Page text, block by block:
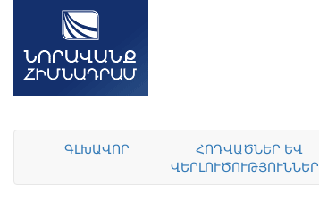
ԳԼԽԱՎՈՐ
ՀՈԴՎԱԾՆԵՐ ԵՎ
ՎԵՐԼՈՒԾՈՒԹՅՈՒՆՆԵՐ